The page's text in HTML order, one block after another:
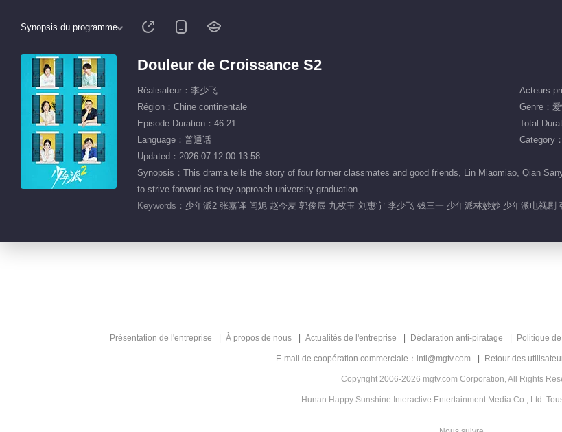
Synopsis du programme
Douleur de Croissance S2
Réalisateur：李少飞
Région：Chine continentale
Genre：
Episode Duration：46:21
Total
Language：普通话
Category
Updated：2026-07-12 00:13:58
Synopsis：This drama tells the story of four former classmates and good friends, Lin Miaomiao, Qian
to strive forward as they approach university graduation.
Keywords： 少年派2 张嘉译 闫妮 赵今麦 郭俊辰 九枚玉 刘惠宁 李少飞 钱三一 少年派林妙妙 少年派电视剧
Présentation de l'entreprise À propos de nous Actualités de l'entreprise Déclaration anti-piratage Politique
E-mail de coopération commerciale：intl@mgtv.com Retour des
Copyright 2006-2026 mgtv.com Corporation, All Rights
Hunan Happy Sunshine Interactive Entertainment Media Co., Ltd.